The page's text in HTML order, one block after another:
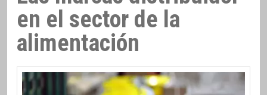
en el sector de la
alimentación